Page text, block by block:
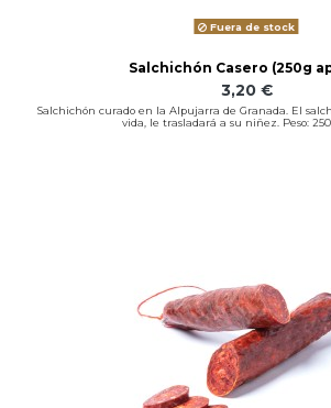
Fuera de stock
Salchichón Casero (250g
3,20 €
Salchichón curado en la Alpujarra de Granada. El
vida, le trasladará a su niñez. Peso: